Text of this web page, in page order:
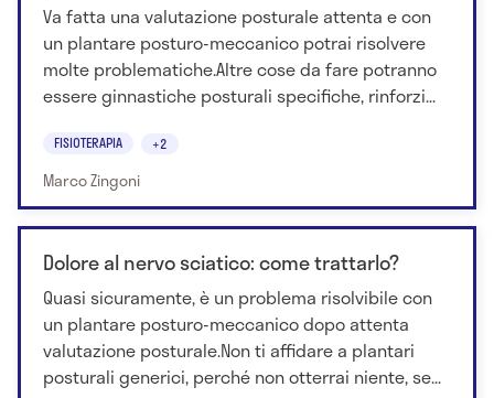
Va fatta una valutazione posturale attenta e con
un plantare posturo-meccanico potrai risolvere
molte problematiche.Altre cose da fare potranno
essere ginnastiche posturali specifiche, rinforzi...
FISIOTERAPIA +2
Marco Zingoni
Dolore al nervo sciatico: come trattarlo?
Quasi sicuramente, è un problema risolvibile con
un plantare posturo-meccanico dopo attenta
valutazione posturale.Non ti affidare a plantari
posturali generici, perché non otterrai niente, se...